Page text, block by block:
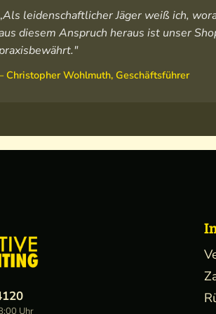
leidenschaftlicher Jäger weiß ich,
diesem Anspruch heraus ist unser
Christopher Wohlmuth, Geschäftsführer
Uhr